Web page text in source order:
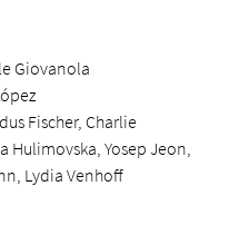
Giovanola
Fischer, Charlie
Hulimovska, Yosep Jeon,
Lydia Venhoff